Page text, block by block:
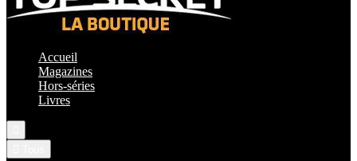
Accueil
Magazines
Hors-séries
Livres